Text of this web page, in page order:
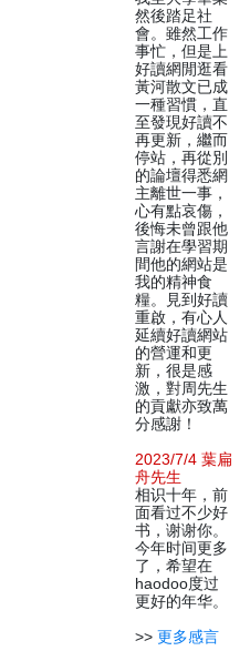
然後踏足社
會。雖然工作
事忙，但是上
好讀網閒逛看
黃河散文已成
一種習慣，直
至發現好讀不
再更新，繼而
停站，再從別
的論壇得悉網
主離世一事，
心有點哀傷，
後悔未曾跟他
言謝在學習期
間他的網站是
我的精神食
糧。見到好讀
重啟，有心人
延續好讀網站
的營運和更
新，很是感
激，對周先生
的貢獻亦致萬
分感謝！
2023/7/4 葉扁
舟先生
相识十年，前
面看过不少好
书，谢谢你。
今年时间更多
了，希望在
haodoo度过
更好的年华。
>> 更多感言